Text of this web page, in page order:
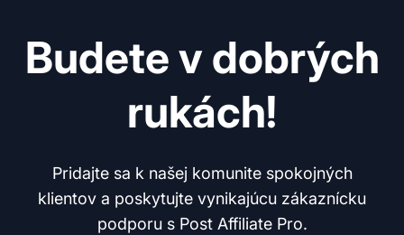
Budete v dobrých
rukách!
Pridajte sa k našej komunite spokojných
klientov a poskytujte vynikajúcu zákaznícku
podporu s Post Affiliate Pro.